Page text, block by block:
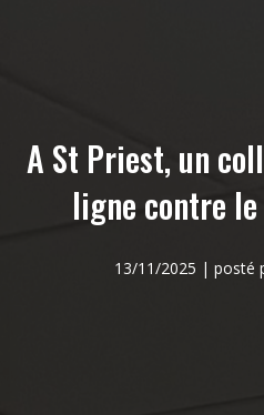
A St Priest, un
ligne contre
13/11/2025 | posté